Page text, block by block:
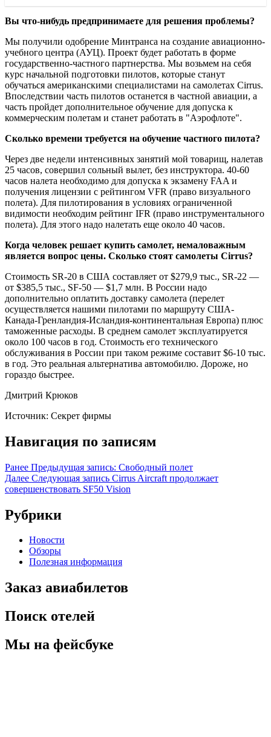
Вы что-нибудь предпринимаете для решения проблемы?
Мы получили одобрение Минтранса на создание авиационно-
учебного центра (АУЦ). Проект будет работать в форме
государственно-частного партнерства. Мы возьмем на себя
курс начальной подготовки пилотов, которые станут
обучаться американскими специалистами на самолетах Cirrus.
Впоследствии часть пилотов останется в частной авиации, а
часть пройдет дополнительное обучение для допуска к
коммерческим полетам и станет работать в "Аэрофлоте".
Сколько времени требуется на обучение частного пилота?
Через две недели интенсивных занятий мой товарищ, налетав
25 часов, совершил сольный вылет, без инструктора. 40-60
часов налета необходимо для допуска к экзамену FAA и
получения лицензии с рейтингом VFR (право визуального
полета). Для пилотирования в условиях ограниченной
видимости необходим рейтинг IFR (право инструментального
полета). Для этого надо налетать еще около 40 часов.
Когда человек решает купить самолет, немаловажным
является вопрос цены. Сколько стоят самолеты Cirrus?
Стоимость SR-20 в США составляет от $279,9 тыс., SR-22 —
от $385,5 тыс., SF-50 — $1,7 млн. В России надо
дополнительно оплатить доставку самолета (перелет
осуществляется нашими пилотами по маршруту США-
Канада-Гренландия-Исландия-континентальная Европа) плюс
таможенные расходы. В среднем самолет эксплуатируется
около 100 часов в год. Стоимость его технического
обслуживания в России при таком режиме составит $6-10 тыс.
в год. Это реальная альтернатива автомобилю. Дороже, но
гораздо быстрее.
Дмитрий Крюков
Источник: Секрет фирмы
Навигация по записям
Ранее Предыдущая запись: Свободный полет
Далее Следующая запись Cirrus Aircraft продолжает
совершенствовать SF50 Vision
Рубрики
Новости
Обзоры
Полезная информация
Заказ авиабилетов
Поиск отелей
Мы на фейсбуке